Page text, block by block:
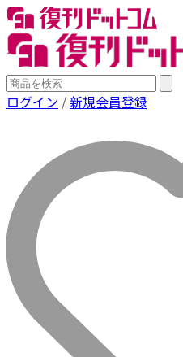
ログイン /新規会員登録